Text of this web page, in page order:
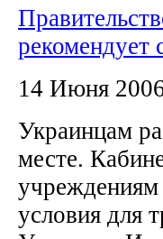
рекомендует
14 Июня
Украинцам
месте.
учреждениям
условия для